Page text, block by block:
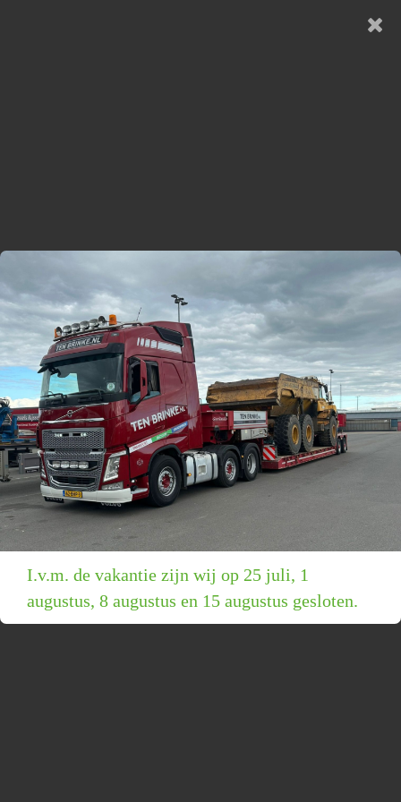
I.v.m. de vakantie zijn wij op 25 juli, 1
augustus, 8 augustus en 15 augustus gesloten.